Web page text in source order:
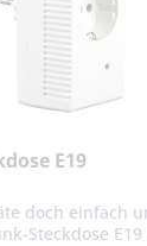
E19
doch einfach
Steckdose